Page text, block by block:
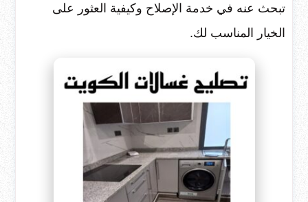
تبحث عنه في خدمة الإصلاح وكيفية العثور على
الخيار المناسب لك.